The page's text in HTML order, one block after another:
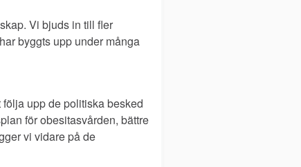
Vi bjuds in till fler
byggts upp under många
upp de politiska besked
för obesitasvården, bättre
vi vidare på de